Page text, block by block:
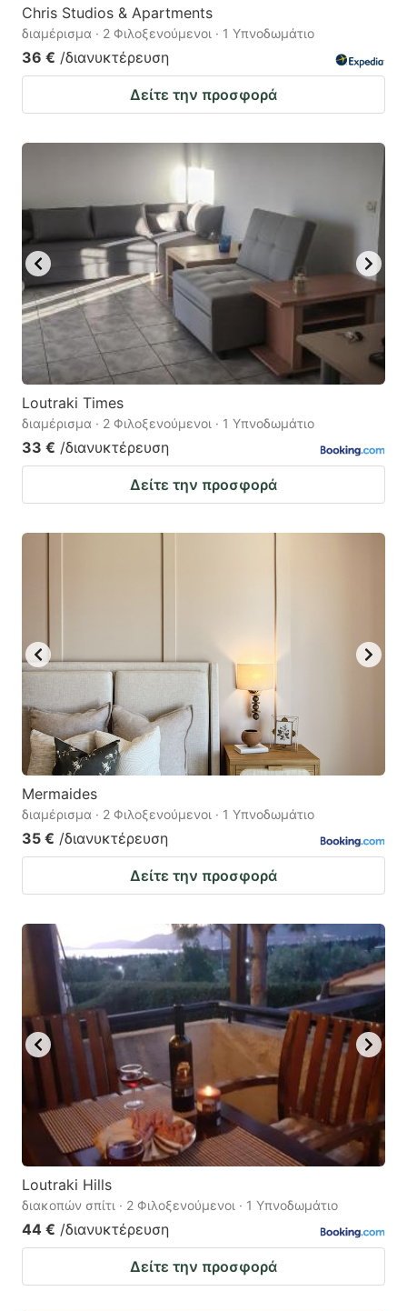
Chris Studios & Apartments
διαμέρισμα · 2 Φιλοξενούμενοι · 1 Υπνοδωμάτιο
36 € /διανυκτέρευση
Δείτε την προσφορά
Loutraki Times
διαμέρισμα · 2 Φιλοξενούμενοι · 1 Υπνοδωμάτιο
33 € /διανυκτέρευση
Δείτε την προσφορά
Mermaides
διαμέρισμα · 2 Φιλοξενούμενοι · 1 Υπνοδωμάτιο
35 € /διανυκτέρευση
Δείτε την προσφορά
Loutraki Hills
διακοπών σπίτι · 2 Φιλοξενούμενοι · 1 Υπνοδωμάτιο
44 € /διανυκτέρευση
Δείτε την προσφορά